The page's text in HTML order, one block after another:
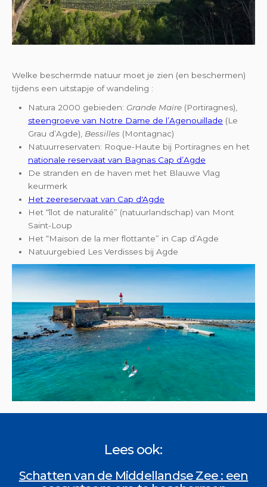
Welke beschermde natuur moet je zien (en beschermen)
tijdens een uitstapje of wandeling :
Natura 2000 gebieden: Grande Maïre (Portiragnes),
steengroeve van Notre Dame de l’Agenouillade (Le
Grau d’Agde), Bessilles (Montagnac)
Natuurreservaten: Roque-Haute bij Portiragnes en het
nationale reservaat van Bagnas Cap d’Agde
De stranden en de haven met het Blauwe Vlag
keurmerk
Het zeereservaat van Cap d'Agde
Het “îlot de naturalité” (natuurlandschap) van Mont
Saint-Loup
Het “Maison de la mer flottante” in Cap d’Agde
Natuurgebied Les Verdisses bij Agde
Lees ook:
Schatten van de Middellandse Zee : een